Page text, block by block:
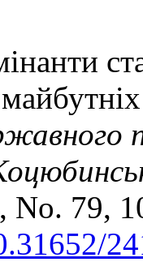
, No. 79,